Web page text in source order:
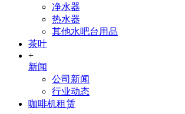
净水器
热水器
其他水吧台用品
茶叶
+
新闻
公司新闻
行业动态
咖啡机租赁